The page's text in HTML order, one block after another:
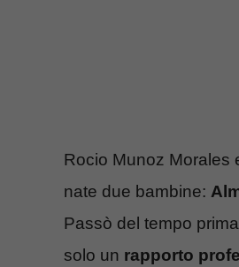
Rocio Munoz Morales
nate due bambine:
Passò del tempo
solo un rapporto